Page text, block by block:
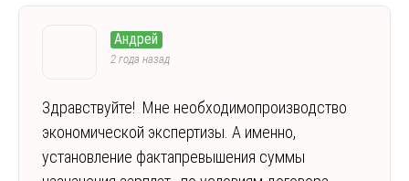
Андрей
2 года назад
Здравствуйте! Мне необходимопроизводство
экономической экспертизы. А именно,
установление фактапревышения суммы